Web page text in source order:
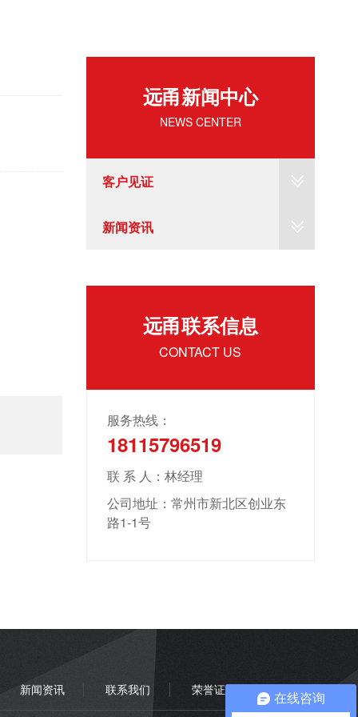
远甬新闻中心
NEWS CENTER
客户见证
新闻资讯
远甬联系信息
CONTACT US
服务热线：
18115796519
联 系 人：林经理
公司地址：常州市新北区创业东
路1-1号
新闻资讯 联系我们 荣誉证书
在线咨询